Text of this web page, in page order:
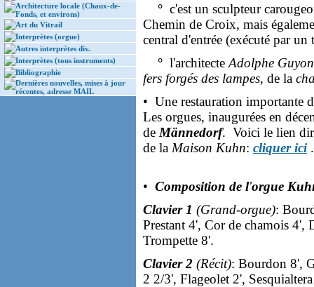
Architecture locale (Chaux-de-
Fonds, et environs)
Art du Vitrail
Interprètes (orgue)
Autres interprètes div.
Interprètes (tous instruments)
Bibliographie
Dernières nouvelles, mises à jour
récentes, adresse MAIL
° c'est un sculpteur
Chemin de Croix, mais
central d'entrée (exécuté par
° l'architecte Adolphe
fers forgés des lampes, de la
• Une restauration importante
Les orgues, inaugurées en
de Männedorf. Voici le lien
de la Maison Kuhn: cliquer ici
• Composition de l'orgue
Clavier 1 (Grand-orgue):
Prestant 4', Cor de chamois
Trompette 8'.
Clavier 2 (Récit): Bourdon 8',
2 2/3', Flageolet 2',